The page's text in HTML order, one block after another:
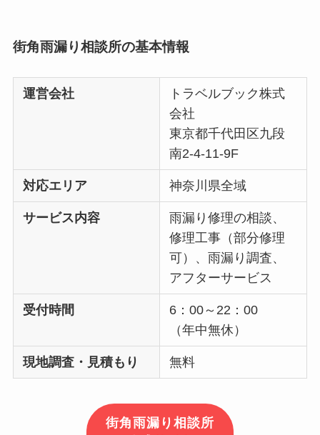
街角雨漏り相談所の基本情報
運営会社
トラベルブック株式
会社
東京都千代田区九段
南2-4-11-9F
対応エリア 神奈川県全域
サービス内容
雨漏り修理の相談、
修理工事（部分修理
可）、雨漏り調査、
アフターサービス
受付時間
6：00～22：00
（年中無休）
現地調査・見積もり 無料
街角雨漏り相談所